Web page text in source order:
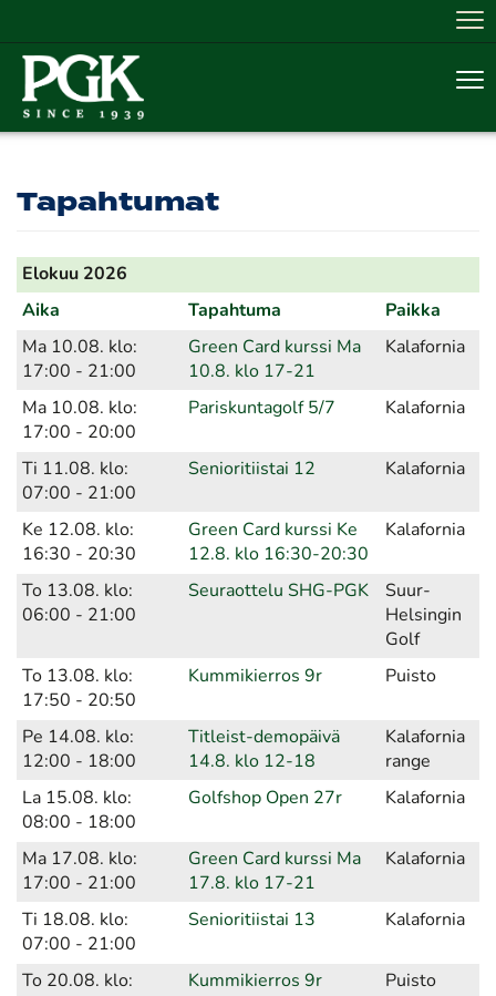
Tapahtumat
Elokuu 2026
Aika Tapahtuma Paikka
Ma 10.08. klo:
17:00 - 21:00
Green Card kurssi Ma
10.8. klo 17-21
Kalafornia
Ma 10.08. klo:
17:00 - 20:00
Pariskuntagolf 5/7 Kalafornia
Ti 11.08. klo:
07:00 - 21:00
Senioritiistai 12 Kalafornia
Ke 12.08. klo:
16:30 - 20:30
Green Card kurssi Ke
12.8. klo 16:30-20:30
Kalafornia
To 13.08. klo:
06:00 - 21:00
Seuraottelu SHG-PGK
Suur-
Helsingin
Golf
To 13.08. klo:
17:50 - 20:50
Kummikierros 9r Puisto
Pe 14.08. klo:
12:00 - 18:00
Titleist-demopäivä
14.8. klo 12-18
Kalafornia
range
La 15.08. klo:
08:00 - 18:00
Golfshop Open 27r Kalafornia
Ma 17.08. klo:
17:00 - 21:00
Green Card kurssi Ma
17.8. klo 17-21
Kalafornia
Ti 18.08. klo:
07:00 - 21:00
Senioritiistai 13 Kalafornia
To 20.08. klo:
Kummikierros 9r Puisto